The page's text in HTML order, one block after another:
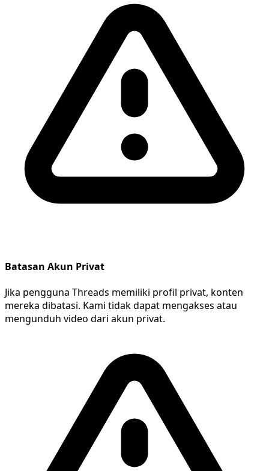
Batasan Akun Privat
Jika pengguna Threads memiliki profil privat, konten
mereka dibatasi. Kami tidak dapat mengakses atau
mengunduh video dari akun privat.